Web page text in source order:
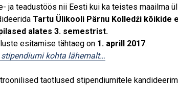
ja teadustöös nii Eesti kui ka teistes maailma
Tartu Ülikooli Pärnu Kolledźi kõikide
alates 3. semestrist.
esitamise tähtaeg on 1. aprill 2017.
stipendiumi kohta lähemalt…
taotlused stipendiumitele